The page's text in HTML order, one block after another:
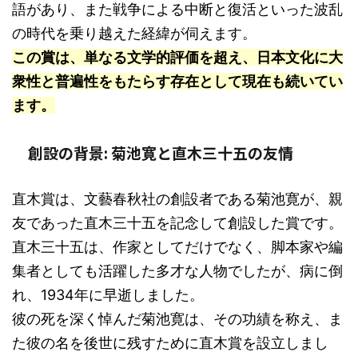
語があり、また戦争による中断と復活といった波乱
の時代を乗り越えた経緯が伺えます。
この賞は、単なる文学的評価を超え、日本文化に大
衆性と普遍性をもたらす存在として現在も続いてい
ます。
創設の背景: 菊池寛と直木三十五の友情
直木賞は、文藝春秋社の創設者である菊池寛が、親
友であった直木三十五を記念して創設した賞です。
直木三十五は、作家としてだけでなく、脚本家や編
集者としても活躍した多才な人物でしたが、病に倒
れ、1934年に早逝しました。
彼の死を深く悼んだ菊池寛は、その功績を称え、ま
た彼の名を後世に残すために直木賞を設立しまし